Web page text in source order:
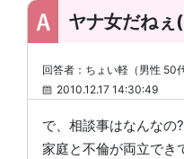
ヤナ女だね
回答者：ちょい軽（男性 50
2010.12.17 14:30:49
で、相談事はなんなの?
家庭と不倫が両立でき